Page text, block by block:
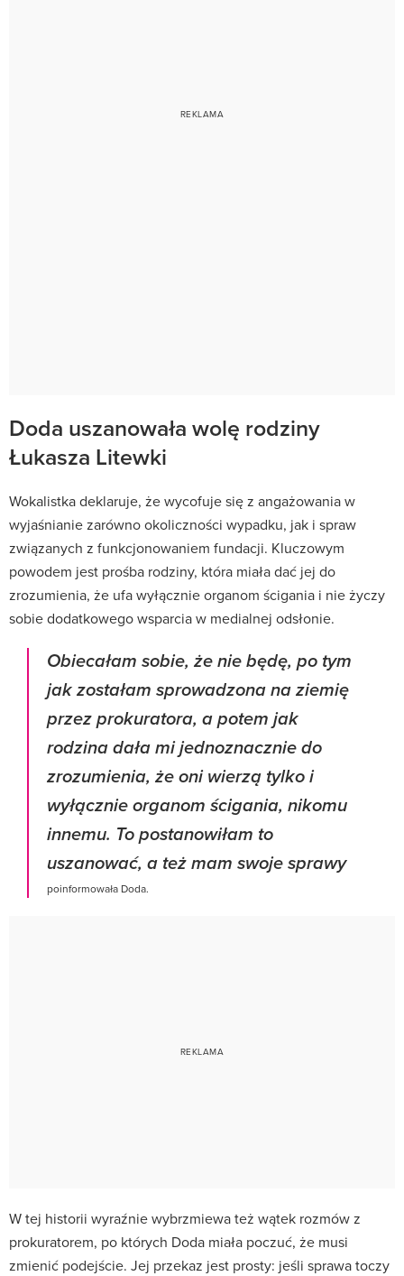
Doda uszanowała wolę rodziny
Łukasza Litewki
Wokalistka deklaruje, że wycofuje się z angażowania w
wyjaśnianie zarówno okoliczności wypadku, jak i spraw
związanych z funkcjonowaniem fundacji. Kluczowym
powodem jest prośba rodziny, która miała dać jej do
zrozumienia, że ufa wyłącznie organom ścigania i nie życzy
sobie dodatkowego wsparcia w medialnej odsłonie.
Obiecałam sobie, że nie będę, po tym
jak zostałam sprowadzona na ziemię
przez prokuratora, a potem jak
rodzina dała mi jednoznacznie do
zrozumienia, że oni wierzą tylko i
wyłącznie organom ścigania, nikomu
innemu. To postanowiłam to
uszanować, a też mam swoje sprawy
poinformowała Doda.
W tej historii wyraźnie wybrzmiewa też wątek rozmów z
prokuratorem, po których Doda miała poczuć, że musi
zmienić podejście. Jej przekaz jest prosty: jeśli sprawa toczy